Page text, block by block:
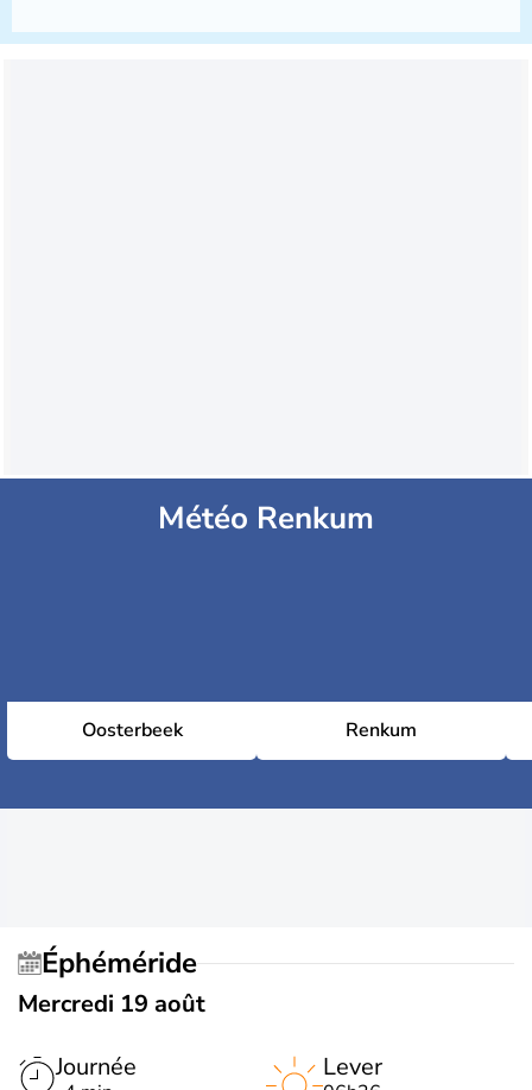
Météo Renkum
Oosterbeek Renkum
Éphéméride
Mercredi 19 août
Journée
Lever